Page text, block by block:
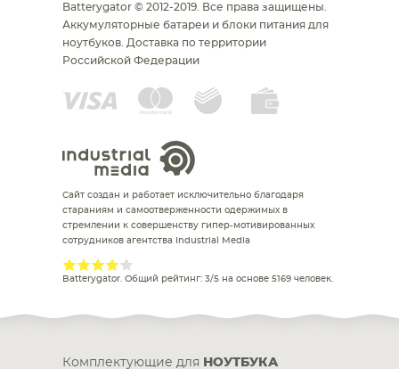
Batterygator © 2012-2019. Все права защищены.
Аккумуляторные батареи и блоки питания для
ноутбуков. Доставка по территории
Российской Федерации
Сайт создан и работает исключительно благодаря
стараниям и самоотверженности одержимых в
стремлении к совершенству гипер-мотивированных
сотрудников агентства Industrial Media
Batterygator. Общий рейтинг: 3/5 на основе 5169 человек.
Комплектующие для НОУТБУКА